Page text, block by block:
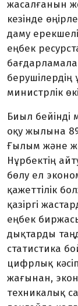
жасалғанын
кезінде
даму
еңбек
министрлік
Биыл бейінді
оқу жылына 89
Ғылым және
Нұрбектің
бөлу ел
қажеттілік
қазіргі
еңбек
дықтарды
статистика
цифрлық
жағынан,
техникалық